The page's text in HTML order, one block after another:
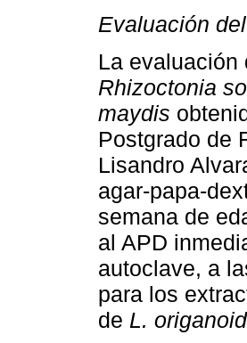
Evaluación
La
Rhizoctonia
maydis
Postgrado de
Lisandro
agar-papa-
semana de
al APD
autoclave, a
para los
de L.